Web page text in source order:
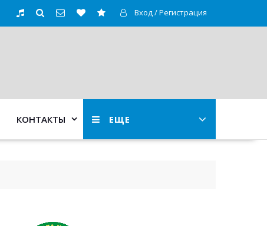
Вход / Регистрация
ЕЩЕ
КОНТАКТЫ